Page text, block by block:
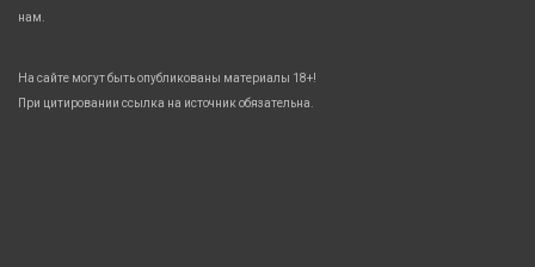
нам.
На сайте могут быть опубликованы материалы 18+!
При цитировании ссылка на источник обязательна.